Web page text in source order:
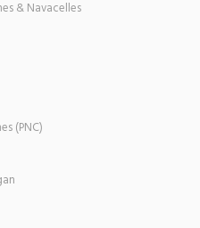
& Navacelles
(PNC)